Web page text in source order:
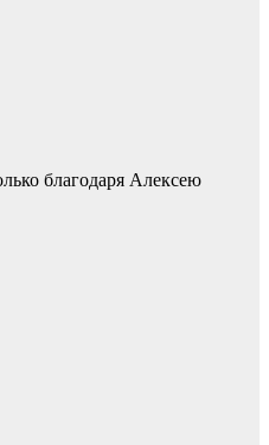
благодаря Алексею